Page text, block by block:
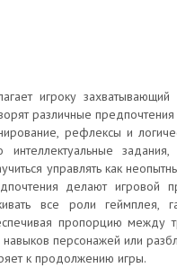
игроку
различные
рефлексы и
интеллектуальные
управлять как
делают игровой
все роли геймплея,
пропорцию между
навыков персонажей или
к продолжению игры.